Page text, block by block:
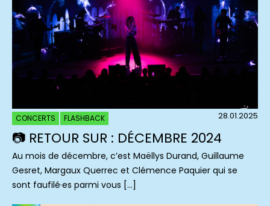
CONCERTS FLASHBACK 28.01.2025
📷 RETOUR SUR : DÉCEMBRE 2024
Au mois de décembre, c’est Maëllys Durand, Guillaume
Gesret, Margaux Querrec et Clémence Paquier qui se
sont faufilé·es parmi vous […]